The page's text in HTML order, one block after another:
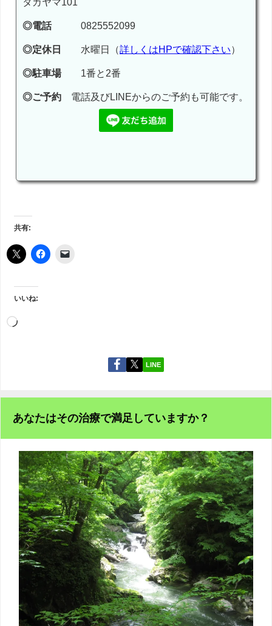
タカヤマ101
◎電話0825552099
◎定休日 水曜日（詳しくはHPで確認下さい）
◎駐車場1番と2番
◎ご予約 電話及びLINEからのご予約も可能です。
共有:
いいね:
LINE
あなたはその治療で満足していますか？